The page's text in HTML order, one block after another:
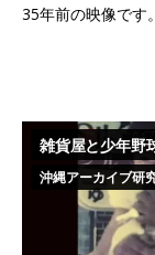
35年前の映像です。